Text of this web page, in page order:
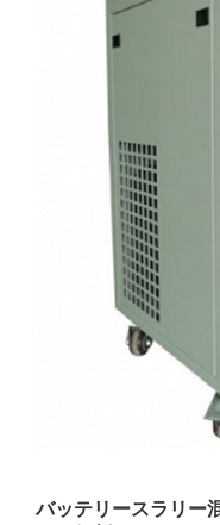
バッテリースラリー